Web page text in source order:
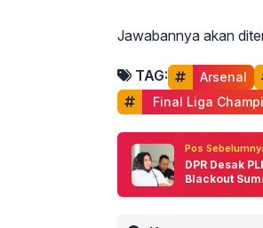
Jawabannya akan
TAG: Arsenal
Final Liga
Pos
DPR Desak
Blackout